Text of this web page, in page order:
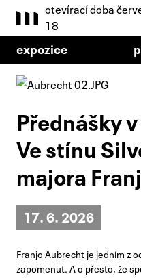
otevírací doba
18
expozice
Přednášky
Ve stínu
majora
17. 6. 2026
Franjo Aubrecht je jedním z
zapomenut. A o přesto, že